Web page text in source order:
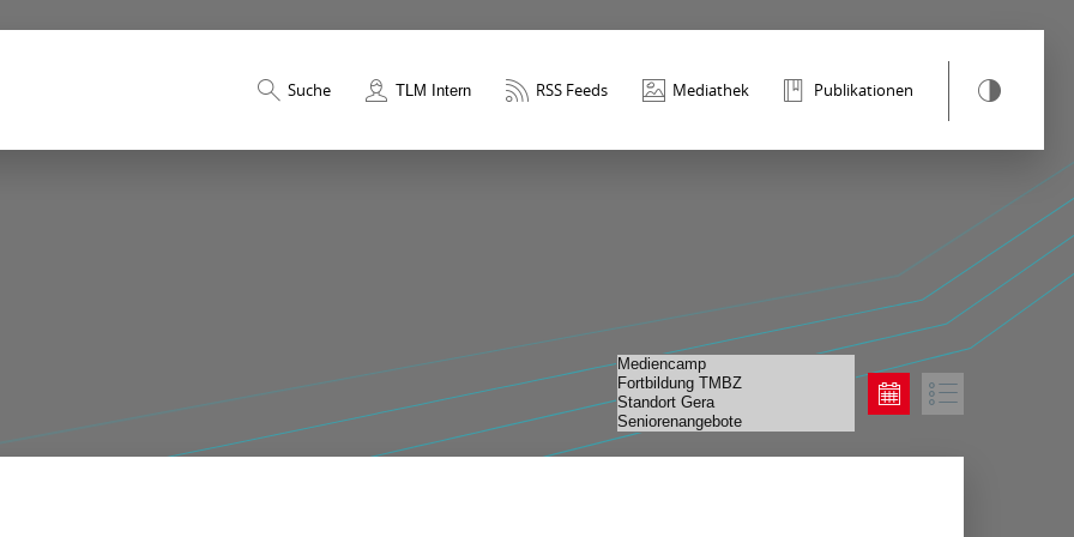
Suche TLM Intern RSS Feeds Mediathek Publikationen